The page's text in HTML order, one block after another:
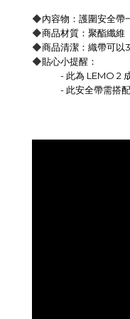
◆內容物：護圍安全帶
◆商品材質：聚酯纖維
◆商品清潔：織帶可以
◆貼心小提醒：
- 此為 LEMO 2
- 此安全帶需搭